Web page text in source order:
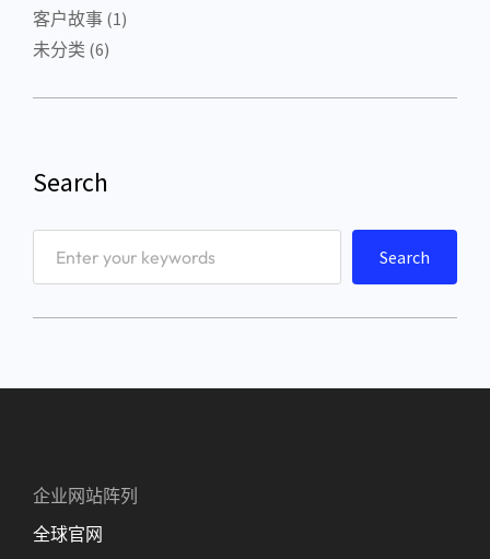
客户故事 (1)
未分类 (6)
Search
Search
企业网站阵列
全球官网